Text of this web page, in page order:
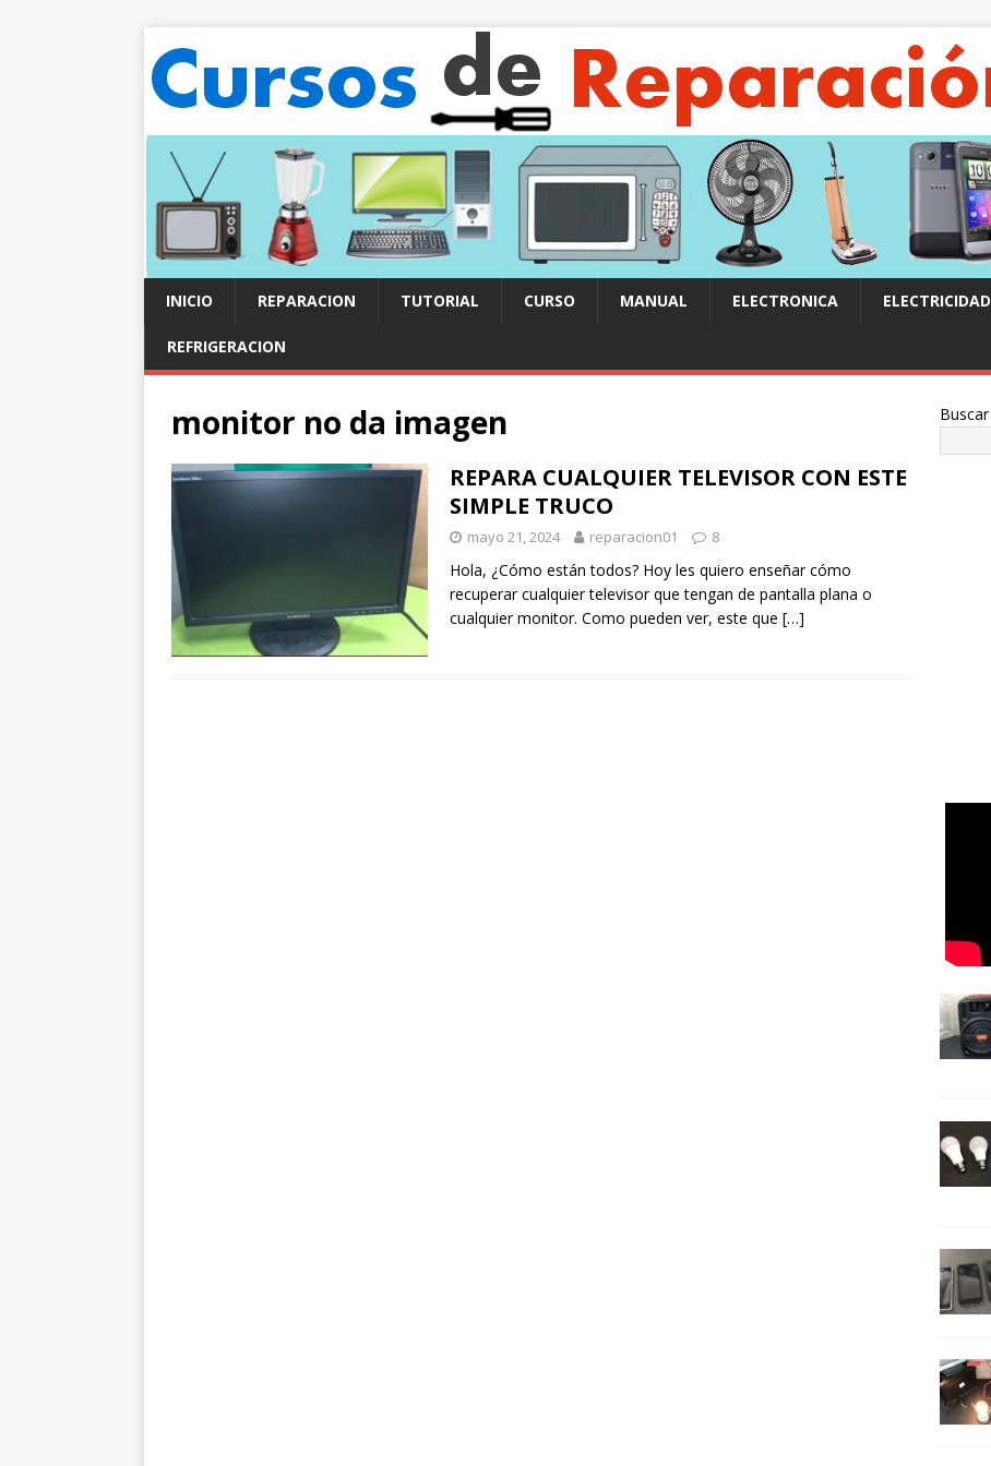
INICIO REPARACION TUTORIAL CURSO MANUAL ELECTRONICA ELECTRICIDAD
REFRIGERACION
monitor no da imagen
REPARA CUALQUIER TELEVISOR CON ESTE
SIMPLE TRUCO
mayo 21, 2024 reparacion01 8
Hola, ¿Cómo están todos? Hoy les quiero enseñar cómo
recuperar cualquier televisor que tengan de pantalla plana o
cualquier monitor. Como pueden ver, este que […]
Buscar